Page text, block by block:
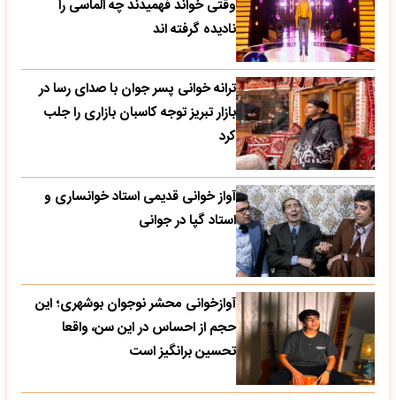
وقتی خواند فهمیدند چه الماسی را
نادیده گرفته اند
ترانه خوانی پسر جوان با صدای رسا در
بازار تبریز توجه کاسبان بازاری را جلب
کرد
آواز خوانی قدیمی استاد خوانساری و
استاد گپا در جوانی
آوازخوانی محشر نوجوان بوشهری؛ این
حجم از احساس در این سن، واقعا
تحسین‌ برانگیز است